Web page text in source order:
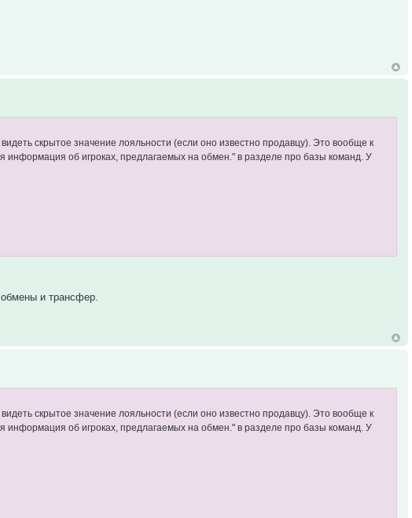
скрытое значение лояльности (если оно известно продавцу). Это вообще к
информация об игроках, предлагаемых на обмен." в разделе про базы команд. У
и трансфер.
скрытое значение лояльности (если оно известно продавцу). Это вообще к
информация об игроках, предлагаемых на обмен." в разделе про базы команд. У